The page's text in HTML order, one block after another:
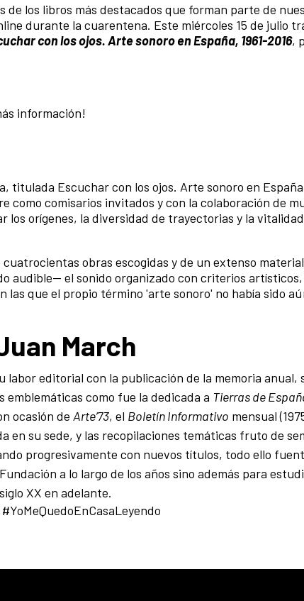
de los libros más destacados que forman parte de
durante la cuarentena. Este miércoles 15 de julio
con los ojos. Arte sonoro en España, 1961-2016,
información!
titulada Escuchar con los ojos. Arte sonoro en
como comisarios invitados y con la colaboración de
orígenes, la di­versidad de trayectorias y la
obras escogidas y de un extenso
audible— el sonido organizado con criterios
las que el propio término 'arte sonoro' no había sido
March
labor editorial con la publicación de la memoria anual,
emblemáticas como fue la dedicada a Tierras de
ocasión de Arte’73, el Boletín Informativo mensual
en su sede, y las recopilaciones temáticas fruto de
progresivamente con nuevos títulos, todo ello
a lo largo de los años sino además para
XX en adelante.